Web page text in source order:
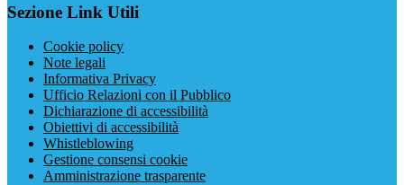
Sezione Link Utili
Cookie policy
Note legali
Informativa Privacy
Ufficio Relazioni con il Pubblico
Dichiarazione di accessibilità
Obiettivi di accessibilità
Whistleblowing
Gestione consensi cookie
Amministrazione trasparente